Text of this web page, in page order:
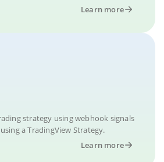
Learn more
strategy using webhook signals
a TradingView Strategy.
Learn more